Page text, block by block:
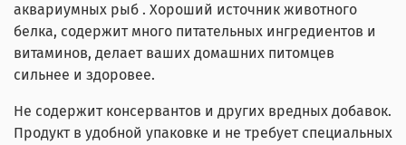
аквариумных рыб . Хороший источник животного
белка, содержит много питательных ингредиентов и
витаминов, делает ваших домашних питомцев
сильнее и здоровее.
Не содержит консервантов и других вредных добавок.
Продукт в удобной упаковке и не требует специальных